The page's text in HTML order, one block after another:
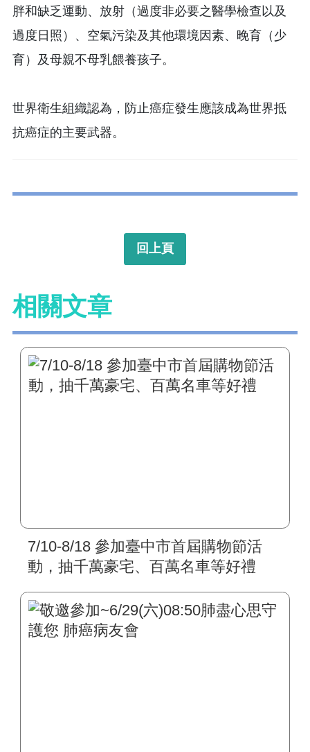
胖和缺乏運動、放射（過度非必要之醫學檢查以及
過度日照）、空氣污染及其他環境因素、晚育（少
育）及母親不母乳餵養孩子。
世界衛生組織認為，防止癌症發生應該成為世界抵
抗癌症的主要武器。
回上頁
相關文章
7/10-8/18 參加臺中市首屆購物節活
動，抽千萬豪宅、百萬名車等好禮